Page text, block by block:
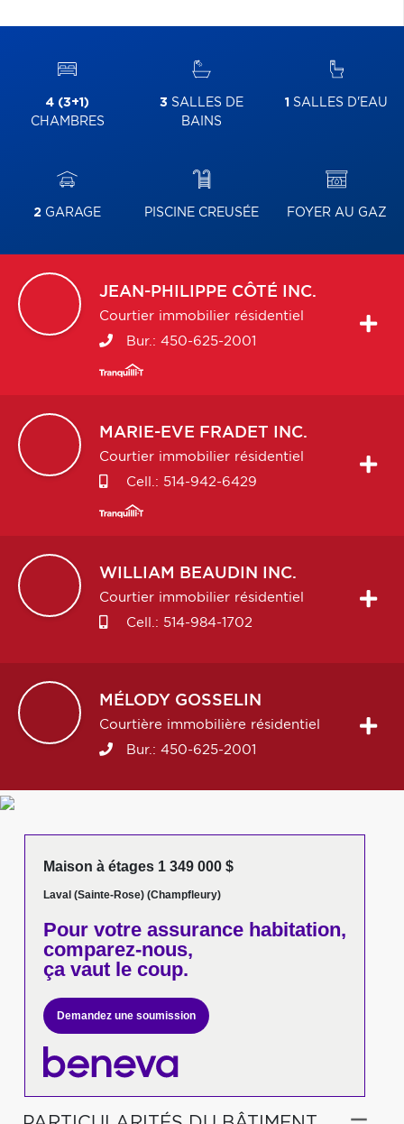
4 (3+1)
CHAMBRES
3 SALLES DE
BAINS
1 SALLES D'EAU
2 GARAGE PISCINE CREUSÉE FOYER AU GAZ
JEAN-PHILIPPE CÔTÉ INC.
Courtier immobilier résidentiel
Bur.: 450-625-2001
MARIE-EVE FRADET INC.
Courtier immobilier résidentiel
Cell.: 514-942-6429
WILLIAM BEAUDIN INC.
Courtier immobilier résidentiel
Cell.: 514-984-1702
MÉLODY GOSSELIN
Courtière immobilière résidentiel
Bur.: 450-625-2001
Maison à étages 1 349 000 $
Laval (Sainte-Rose) (Champfleury)
Pour votreassurance habitation,
comparez-nous,
ça vaut le coup.
Demandez une soumission